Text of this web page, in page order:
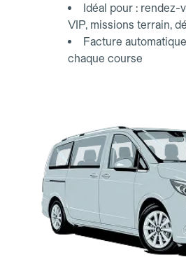
Idéal pour : rendez-
VIP, missions terrain,
Facture
chaque course